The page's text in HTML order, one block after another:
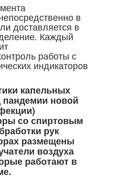
в
доставляется в
Каждый
работы с
индикаторов
капельных
новой
со спиртовым
рук
размещены
воздуха
работают в